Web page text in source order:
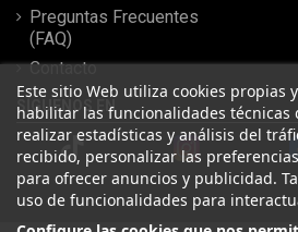
Preguntas Frecuentes
(FAQ)
Contacto
Este sitio Web utiliza cookies propias
habilitar las funcionalidades técnicas
realizar estadísticas y análisis del
recibido, personalizar las
para ofrecer anuncios y publicidad.
uso de funcionalidades para
SÍGUENOS EN